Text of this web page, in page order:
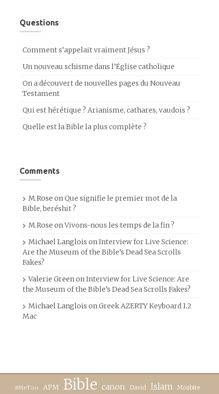
Questions
Comment s’appelait vraiment Jésus ?
Un nouveau schisme dans l’Église catholique
On a découvert de nouvelles pages du Nouveau
Testament
Qui est hérétique ? Arianisme, cathares, vaudois ?
Quelle est la Bible la plus complète ?
Comments
M.Rose onQue signifie le premier mot de la
Bible, beréshit ?
M.Rose onVivons-nous les temps de la fin ?
Michael Langlois onInterview for Live Science:
Are the Museum of the Bible’s Dead Sea Scrolls
Fakes?
Valerie GreenonInterview for Live Science: Are
the Museum of the Bible’s Dead Sea Scrolls Fakes?
Michael Langlois onGreek AZERTY Keyboard 1.2
Mac
#MeToo APM Bible canon David Islam Moabite